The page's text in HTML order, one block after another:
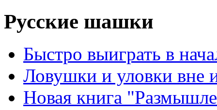
Русские шашки
Быстро выиграть в
Ловушки и уловки вне
Новая книга